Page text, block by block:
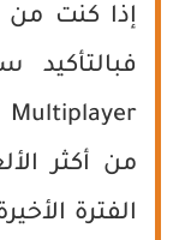
إذا كنت من
Multiplayer
من أكثر
الفترة